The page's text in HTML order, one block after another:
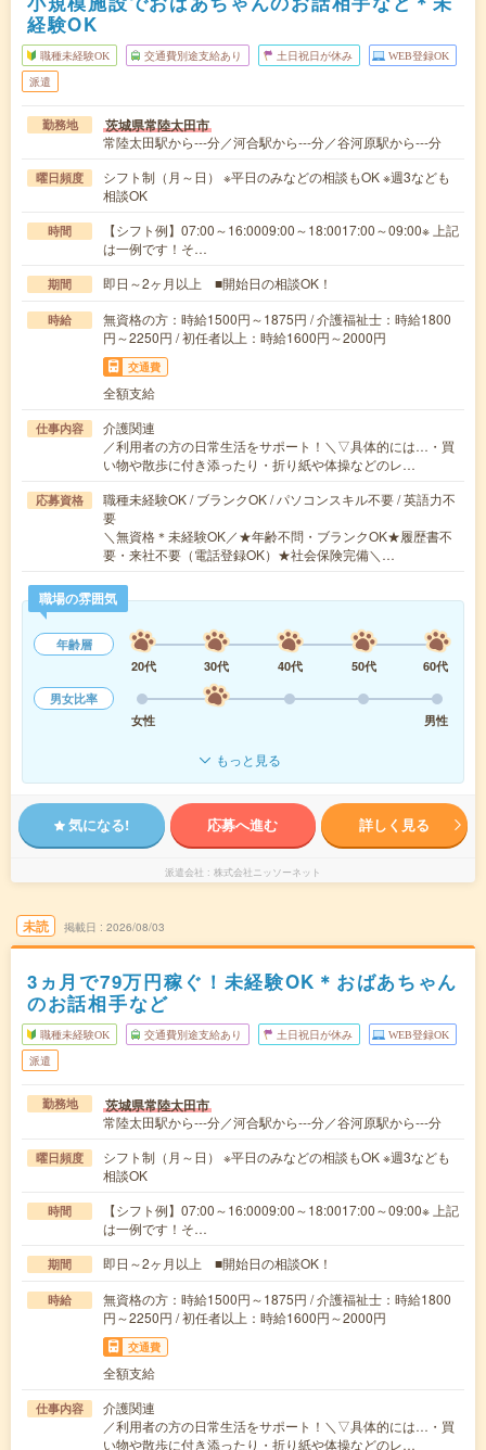
経験OK
職種未経験OK 交通費別途支給あり 土日祝日が休み WEB登録OK
派遣
勤務地 茨城県常陸太田市
常陸太田駅から---分／河合駅から---分／谷河原駅から---分
曜日頻度
シフト制（月～日） ※平日のみなどの相談もOK ※週3なども
相談OK
時間
【シフト例】07:00～16:0009:00～18:0017:00～09:00※ 上記
は一例です！そ…
期間 即日～2ヶ月以上 ■開始日の相談OK！
時給
無資格の方：時給1500円～1875円 / 介護福祉士：時給1800
円～2250円 / 初任者以上：時給1600円～2000円
交通費
全額支給
仕事内容
介護関連
／利用者の方の日常生活をサポート！＼▽具体的には…・買
い物や散歩に付き添ったり・折り紙や体操などのレ…
応募資格
職種未経験OK / ブランクOK / パソコンスキル不要 / 英語力不
要
＼無資格＊未経験OK／★年齢不問・ブランクOK★履歴書不
要・来社不要（電話登録OK）★社会保険完備＼…
職場の雰囲気
年齢層
20代
30代 40代 50代
60代
男女比率
女性
男性
もっと見る
気になる! 応募へ進む 詳しく見る
派遣会社 株式会社ニッソーネット
未読 掲載日 2026/08/03
3ヵ月で79万円稼ぐ！未経験OK＊おばあちゃん
のお話相手など
職種未経験OK 交通費別途支給あり 土日祝日が休み WEB登録OK
派遣
勤務地 茨城県常陸太田市
常陸太田駅から---分／河合駅から---分／谷河原駅から---分
曜日頻度
シフト制（月～日） ※平日のみなどの相談もOK ※週3なども
相談OK
時間
【シフト例】07:00～16:0009:00～18:0017:00～09:00※ 上記
は一例です！そ…
期間 即日～2ヶ月以上 ■開始日の相談OK！
時給
無資格の方：時給1500円～1875円 / 介護福祉士：時給1800
円～2250円 / 初任者以上：時給1600円～2000円
交通費
全額支給
仕事内容
介護関連
／利用者の方の日常生活をサポート！＼▽具体的には…・買
い物や散歩に付き添ったり・折り紙や体操などのレ…